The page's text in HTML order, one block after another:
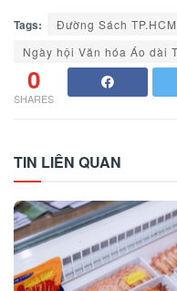
Tags: Đường Sách TP.HCM
Ngày hội Văn hóa Áo dài
0
SHARES
TIN LIÊN QUAN